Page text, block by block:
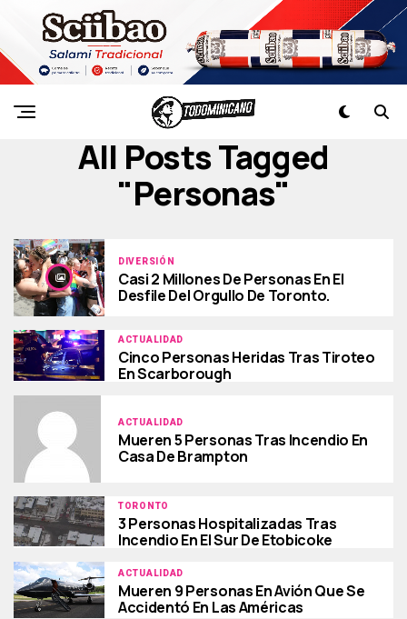
All Posts Tagged
"personas"
DIVERSIÓN
Casi 2 Millones De Personas En El
Desfile Del Orgullo De Toronto.
ACTUALIDAD
Cinco Personas Heridas Tras Tiroteo
En Scarborough
ACTUALIDAD
Mueren 5 Personas Tras Incendio En
Casa De Brampton
TORONTO
3 Personas Hospitalizadas Tras
Incendio En El Sur De Etobicoke
ACTUALIDAD
Mueren 9 Personas En Avión Que Se
Accidentó En Las Américas